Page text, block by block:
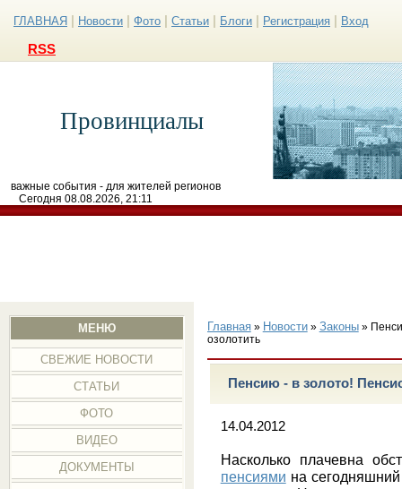
ГЛАВНАЯ Новости Фото Статьи Блоги Регистрация Вход
RSS
Провинциалы
важные события - для жителей регионов
Сегодня 08.08.2026, 21:11
МЕНЮ
СВЕЖИЕ НОВОСТИ
СТАТЬИ
ФОТО
ВИДЕО
ДОКУМЕНТЫ
Главная» Новости» Законы»
озолотить
Пенсию - в золото!
14.04.2012
Насколько плачевна
пенсиями на